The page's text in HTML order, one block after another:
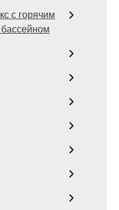
с горячим